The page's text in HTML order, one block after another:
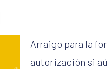
Arraigo para la
autorización si